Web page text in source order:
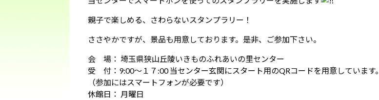
親子で楽しめる、さわらないスタンプラリー！
ささやかですが、景品も用意しております。是非、ご参加下さい。
会 場： 埼玉県狭山丘陵いきものふれあいの里センター
受 付：9:00～１７:00 当センター玄関にスタート用のQRコードを用意しています。
（参加にはスマートフォンが必要です）
休館日： 月曜日